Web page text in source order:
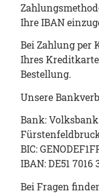
Ihre IBAN
Bei Zahlung per
Ihres
Bestellung.
Unsere
Bank:
BIC:
IBAN: DE51 7016
Bei Fragen